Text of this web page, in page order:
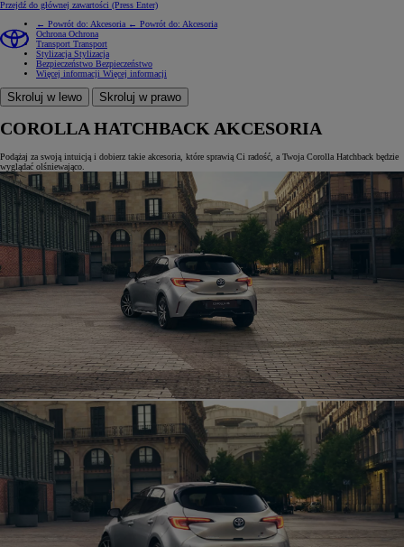
Przejdź do głównej zawartości (Press Enter)
← Powrót do: Akcesoria ← Powrót do: Akcesoria
Ochrona Ochrona
Transport Transport
Stylizacja Stylizacja
Bezpieczeństwo Bezpieczeństwo
Więcej informacji Więcej informacji
Skroluj w lewo Skroluj w prawo
COROLLA HATCHBACK AKCESORIA
Podążaj za swoją intuicją i dobierz takie akcesoria, które sprawią Ci radość, a Twoja Corolla Hatchback będzie
wyglądać olśniewająco.